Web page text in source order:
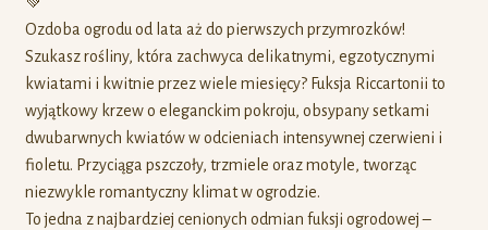
Ozdoba ogrodu od lata aż do pierwszych przymrozków!
Szukasz rośliny, która zachwyca delikatnymi, egzotycznymi
kwiatami i kwitnie przez wiele miesięcy? Fuksja Riccartonii to
wyjątkowy krzew o eleganckim pokroju, obsypany setkami
dwubarwnych kwiatów w odcieniach intensywnej czerwieni i
fioletu. Przyciąga pszczoły, trzmiele oraz motyle, tworząc
niezwykle romantyczny klimat w ogrodzie.
To jedna z najbardziej cenionych odmian fuksji ogrodowej –